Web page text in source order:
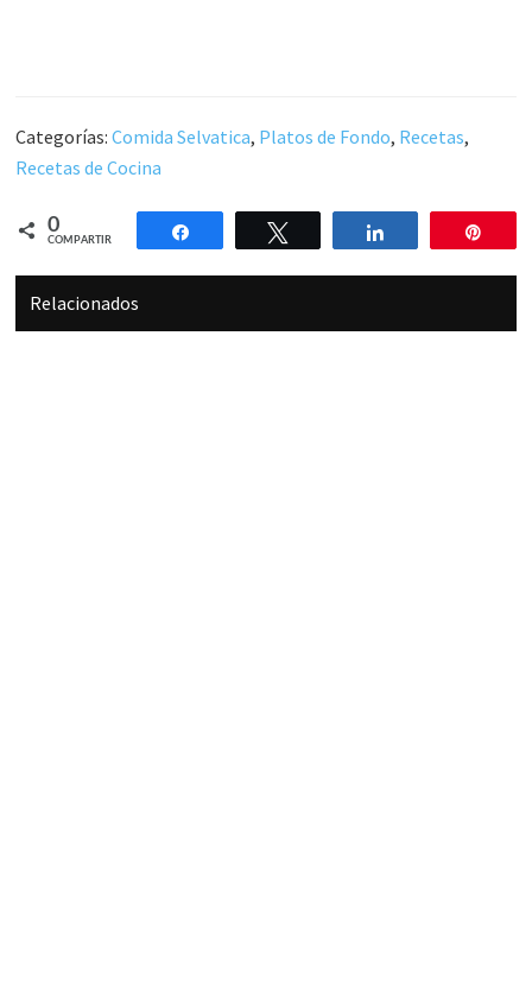
Categorías:Comida Selvatica, Platos de Fondo, Recetas,
Recetas de Cocina
0
COMPARTIR
Compartir Compartir
Relacionados